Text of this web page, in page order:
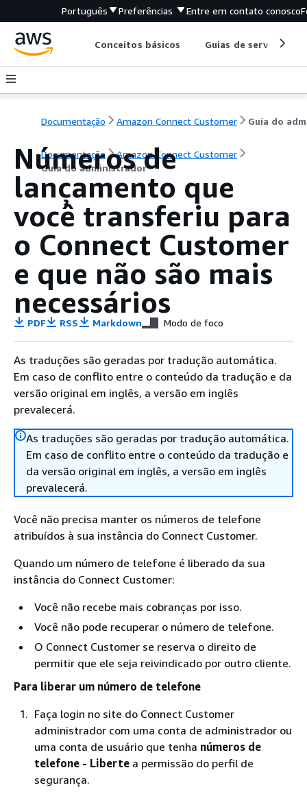
Português Preferências Entre em contato conosco
Conceitos básicos Guias de serviço
Documentação Amazon Connect Customer
Documentação
Amazon Connect Customer
Guia do administrador
Números de
lançamento que
você transferiu para
o Connect Customer
e que não são mais
necessários
PDF RSS Markdown Modo de foco
As traduções são geradas por tradução automática.
Em caso de conflito entre o conteúdo da tradução e da
versão original em inglês, a versão em inglês
prevalecerá.
As traduções são geradas por tradução automática.
Em caso de conflito entre o conteúdo da tradução e
da versão original em inglês, a versão em inglês
prevalecerá.
Você não precisa manter os números de telefone
atribuídos à sua instância do Connect Customer.
Quando um número de telefone é liberado da sua
instância do Connect Customer:
Você não recebe mais cobranças por isso.
Você não pode recuperar o número de telefone.
O Connect Customer se reserva o direito de
permitir que ele seja reivindicado por outro cliente.
Para liberar um número de telefone
Faça login no site do Connect Customer
administrador com uma conta de administrador ou
uma conta de usuário que tenha números de
telefone - Liberte a permissão do perfil de
segurança.